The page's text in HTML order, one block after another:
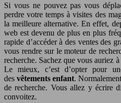
Si vous ne pouvez pas vous
perdre votre temps à visites des
la meilleure alternative. En effet,
web est devenu de plus en plus
rapide d’accéder à des ventes des
vous rendre sur le moteur de
recherche. Sachez que vous auriez
Le mieux, c’est d’opter pour
des vêtements enfant.
de recherche. Vous allez y écrire
convoitez.